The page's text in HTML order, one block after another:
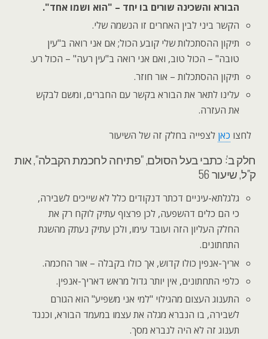
הבורא והשכינה שורים בו יחד – "הוא ושמו אחד".
הקשר ביני לבין האחרים זו הנשמה שלי.
תיקון ההסתכלות שלי קובע הכול; אם אני רואה ב"עין
טובה" – הכול טוב, ואם אני רואה ב"עין רעה" – הכול רע.
תיקון ההסתכלות – אור חוזר.
עלינו לתאר את הבורא בקשר עם החברים, ומשם לבקש
את העזרה.
לחצו כאן לצפייה בחלק זה של השיעור
חלק ב': כתבי בעל הסולם, "פתיחה לחכמת הקבלה", אות
ק"ל, שיעור 56
גלגלתא-עיניים דכתר דנקודים כלל לא שייכים לשבירה,
כי הם כלים דהשפעה, לכן פרצוף עתיק לוקח רק את
החלק העליון הזה ועובד עימו, ולכן עתיק נעתק מהשגת
התחתונים.
אריך-אנפין כולו קדוש, אך כולו בקבלה – אור החכמה.
כלפי התחתונים, אין יותר גדול מראש דאריך-אנפין.
התענוג העצום מהגילוי "למי אני משפיע" הוא הגורם
לשבירה, בו הנברא מגלה את עצמו במעמד הבורא, וכנגד
תענוג זה לא היה לנברא מסך.